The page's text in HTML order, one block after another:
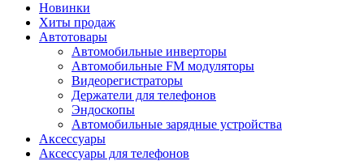
Новинки
Хиты продаж
Автотовары
Автомобильные инверторы
Автомобильные FM модуляторы
Видеорегистраторы
Держатели для телефонов
Эндоскопы
Автомобильные зарядные устройства
Аксессуары
Аксессуары для телефонов